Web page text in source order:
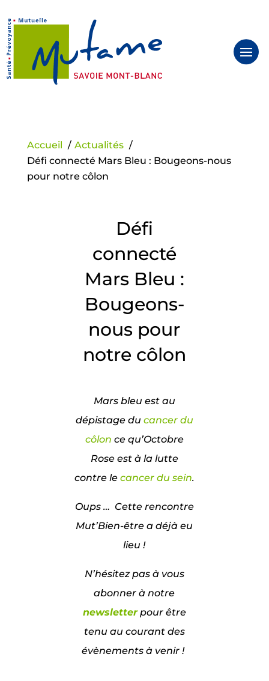
Accueil
Actualités
Défi connecté Mars Bleu : Bougeons-nous
pour notre côlon
Défi
connecté
Mars Bleu :
Bougeons-
nous pour
notre côlon
Mars bleu est au
dépistage du cancer du
côlon ce qu’Octobre
Rose est à la lutte
contre le cancer du sein.
Oups … Cetterencontre
Mut’Bien-être a déjà eu
lieu !
N’hésitez pas à vous
abonner à notre
newsletterpour être
tenu au courant des
évènements à venir !